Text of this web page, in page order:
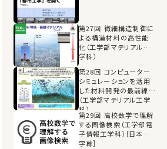
第27回 微細構造制御に
よる構造材料の高性能
化（工学部マテリアル工
学科）
第28回 コンピューター
シミュレーションを活用
した材料開発の最前線
（工学部マテリアル工学
科）
第29回 高校数学で理解
する画像検索（工学部電
子情報工学科）［日本語
字幕］